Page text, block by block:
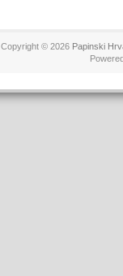
Copyright © 2026 Papinski